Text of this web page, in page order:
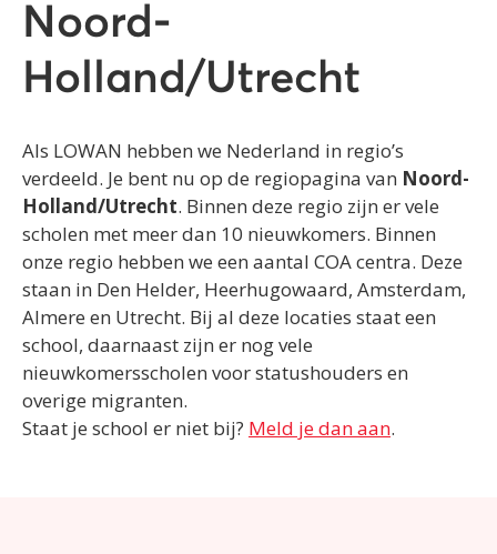
Noord-
Holland/Utrecht
Als LOWAN hebben we Nederland in regio’s
verdeeld. Je bent nu op de regiopagina van Noord-
Holland/Utrecht. Binnen deze regio zijn er vele
scholen met meer dan 10 nieuwkomers. Binnen
onze regio hebben we een aantal COA centra. Deze
staan in Den Helder, Heerhugowaard, Amsterdam,
Almere en Utrecht. Bij al deze locaties staat een
school, daarnaast zijn er nog vele
nieuwkomersscholen voor statushouders en
overige migranten.
Staat je school er niet bij? Meld je dan aan.